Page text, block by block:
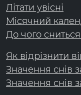
Літати увісні
Місячний
До чого
Як відрізнити
Значення снів
Значення снів